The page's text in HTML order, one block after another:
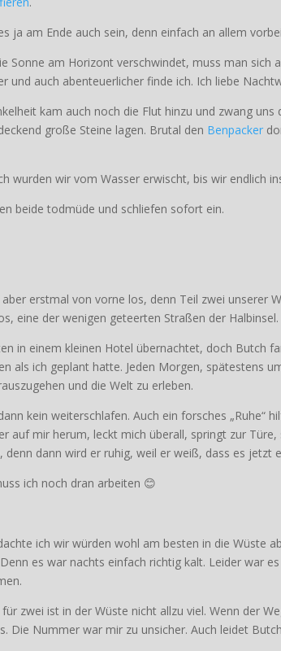
ja am Ende auch sein, denn einfach an allem
Sonne am Horizont verschwindet, muss man sich
und auch abenteuerlicher finde ich. Ich liebe
kam auch noch die Flut hinzu und zwang
große Steine lagen. Brutal den Benpacker
wurden wir vom Wasser erwischt, bis wir endlich
beide todmüde und schliefen sofort ein.
aber erstmal von vorne los, denn Teil zwei unserer
eine der wenigen geteerten Straßen der Halbinsel.
in einem kleinen Hotel übernachtet, doch Butch
als ich geplant hatte. Jeden Morgen, spätestens
und die Welt zu erleben.
kein weiterschlafen. Auch ein forsches „Ruhe“
auf mir herum, leckt mich überall, springt zur
denn dann wird er ruhig, weil er weiß, dass es jetzt
ich noch dran arbeiten 😊
ich wir würden wohl am besten in die Wüste
es war nachts einfach richtig kalt. Leider war
zwei ist in der Wüste nicht allzu viel. Wenn der
Die Nummer war mir zu unsicher. Auch leidet